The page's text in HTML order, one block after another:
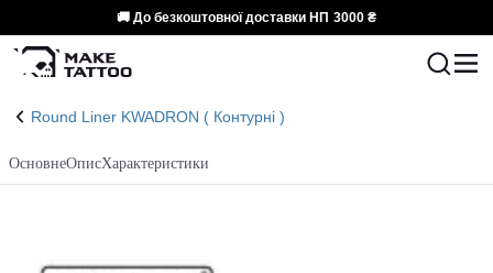
🚚 До безкоштовної доставки НП 3000 ₴
Round Liner KWADRON ( Контурні )
ОсновнеОписХарактеристики